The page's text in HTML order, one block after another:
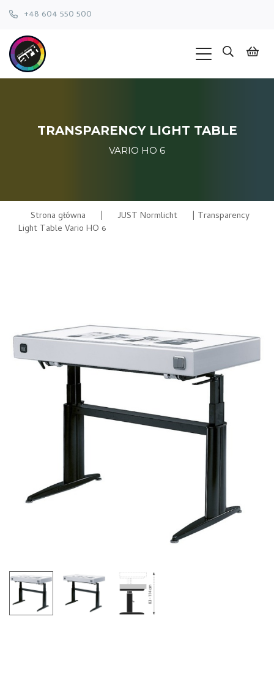
+48 604 550 500
TRANSPARENCY LIGHT TABLE
VARIO HO 6
Strona główna | JUST Normlicht | Transparency
Light Table Vario HO 6